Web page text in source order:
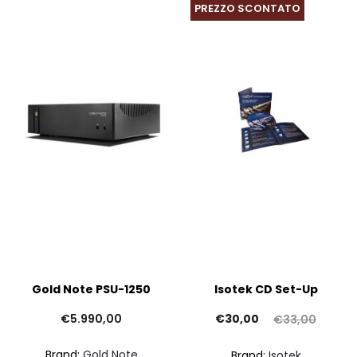
Gold Note PSU-1250
€5.990,00
PREZZO SCONTATO
Isotek CD Set-Up
€33,00
Il
€30,00